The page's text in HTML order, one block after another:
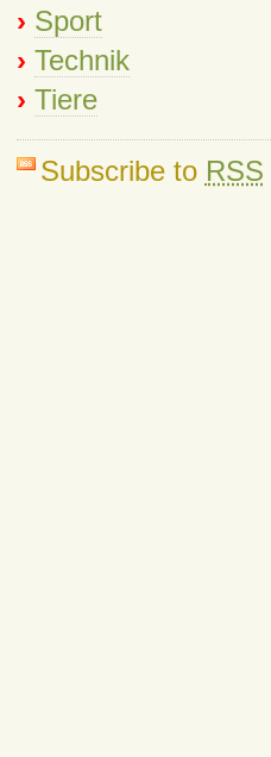
› Sport
› Technik
› Tiere
Subscribe to RSS